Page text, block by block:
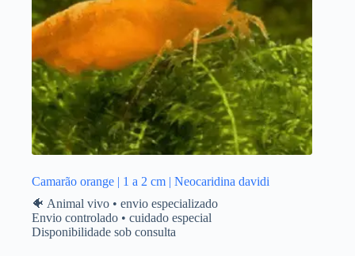
Camarão orange | 1 a 2 cm | Neocaridina davidi
🐠 Animal vivo • envio especializado
Envio controlado • cuidado especial
Disponibilidade sob consulta